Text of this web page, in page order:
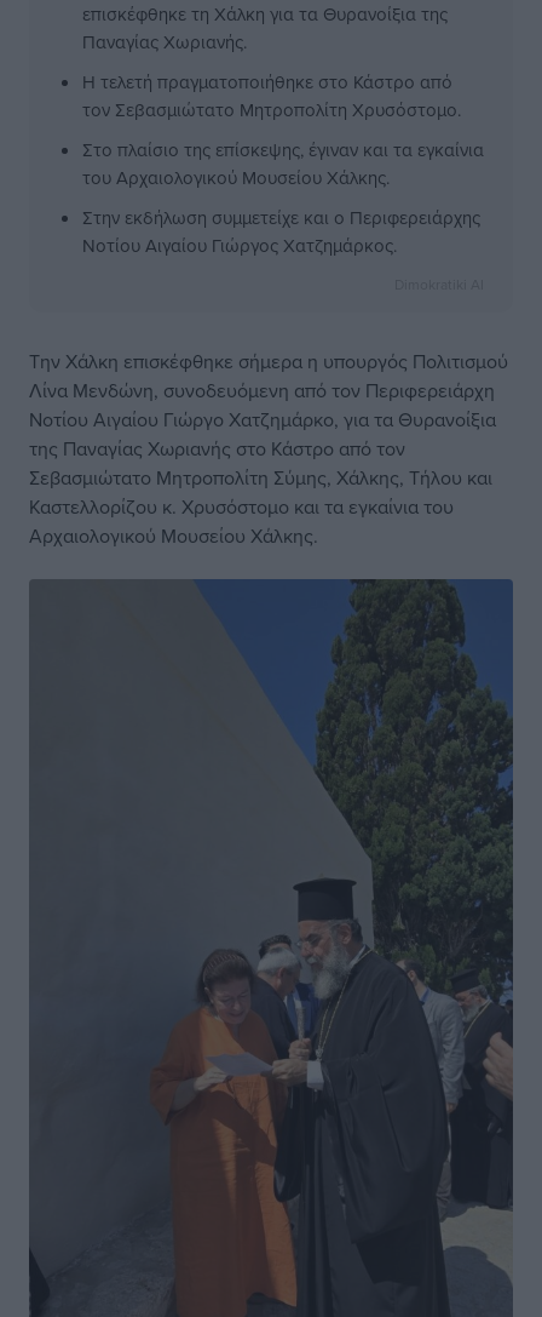
επισκέφθηκε τη Χάλκη για τα Θυρανοίξια της
Παναγίας Χωριανής.
Η τελετή πραγματοποιήθηκε στο Κάστρο από
τον Σεβασμιώτατο Μητροπολίτη Χρυσόστομο.
Στο πλαίσιο της επίσκεψης, έγιναν και τα εγκαίνια
του Αρχαιολογικού Μουσείου Χάλκης.
Στην εκδήλωση συμμετείχε και ο Περιφερειάρχης
Νοτίου Αιγαίου Γιώργος Χατζημάρκος.
Την Χάλκη επισκέφθηκε σήμερα η υπουργός Πολιτισμού
Λίνα Μενδώνη, συνοδευόμενη από τον Περιφερειάρχη
Νοτίου Αιγαίου Γιώργο Χατζημάρκο, για τα Θυρανοίξια
της Παναγίας Χωριανής στο Κάστρο από τον
Σεβασμιώτατο Μητροπολίτη Σύμης, Χάλκης, Τήλου και
Καστελλορίζου κ. Χρυσόστομο και τα εγκαίνια του
Αρχαιολογικού Μουσείου Χάλκης.